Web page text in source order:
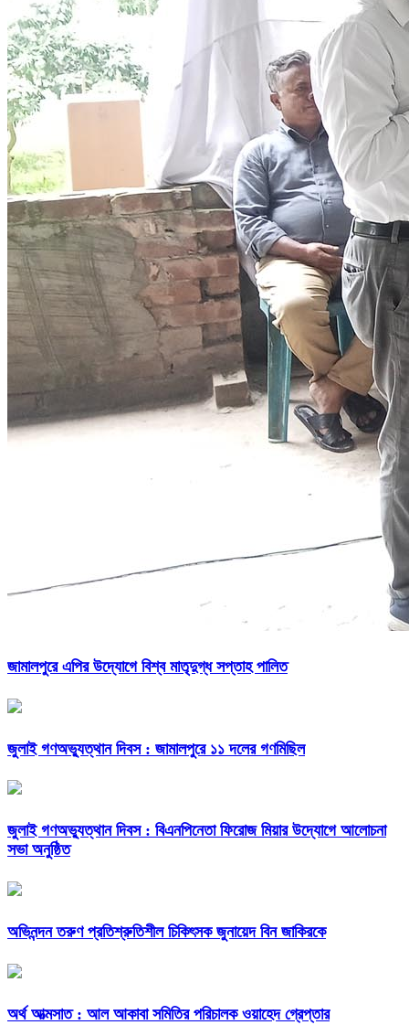
জামালপুরে এপির উদ্যোগে বিশ্ব মাতৃদুগ্ধ সপ্তাহ পালিত
জুলাই গণঅভ্যুত্থান দিবস : জামালপুরে ১১ দলের গণমিছিল
জুলাই গণঅভ্যুত্থান দিবস : বিএনপিনেতা ফিরোজ মিয়ার উদ্যোগে আলোচনা
সভা অনুষ্ঠিত
অভিনন্দন তরুণ প্রতিশ্রুতিশীল চিকিৎসক জুনায়েদ বিন জাকিরকে
অর্থ আত্মসাত : আল আকাবা সমিতির পরিচালক ওয়াহেদ গ্রেপ্তার